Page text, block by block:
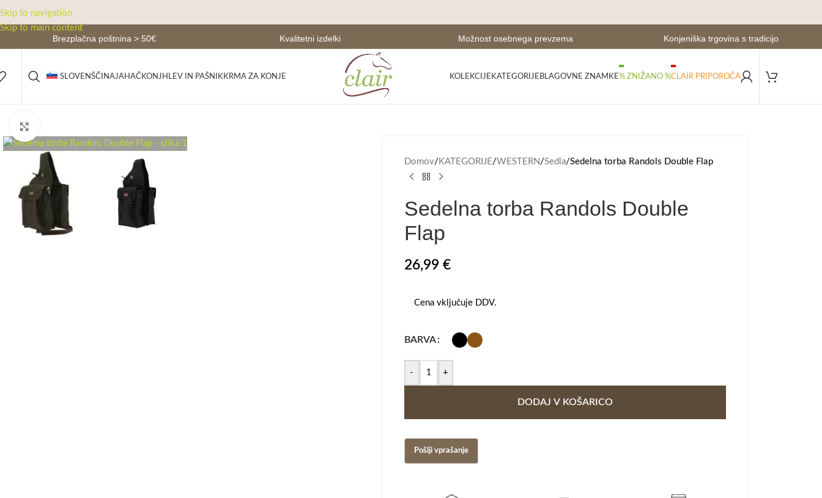
Skip to navigation
Skip to main content
Brezplačna poštnina > 50€ Kvalitetni izdelki Možnost osebnega prevzema Konjeniška trgovina s tradicijo
SLOVENŠČINAJAHAČKONJ HLEV IN PAŠNIK KRMA ZA KONJE KOLEKCIJE KATEGORIJE BLAGOVNE ZNAMKE% ZNIŽANO %CLAIR PRIPOROČA
Domov/ KATEGORIJE/WESTERN /Sedla/Sedelna torba Randols Double Flap
Sedelna torba Randols Double
Flap
26,99 €
Cena vključuje DDV.
BARVA
- +
DODAJ V KOŠARICO